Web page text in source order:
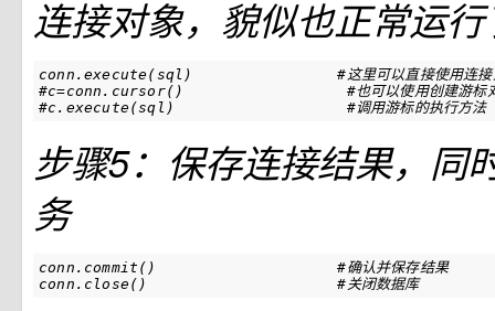
连接对象，貌似也正常运
conn . execute(sql )
#这里可以直接使用连
#c=conn.cursor()                  #也可以使用创建游标对
#c.execute(sql)                   #调用游标的执行方法
步骤5：保存连接结果，同
务
conn . commit ()
#确认并保存结果
conn . close() #关闭数据库